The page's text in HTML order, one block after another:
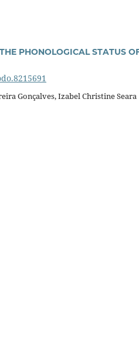
PHONOLOGICAL STATUS
Gonçalves, Izabel Christine Seara